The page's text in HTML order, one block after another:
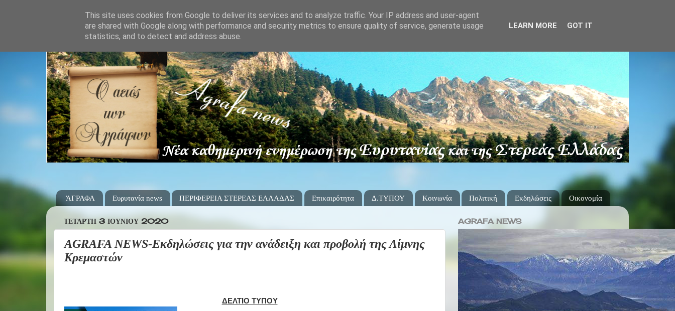
ΆΓΡΑΦΑ Ευρυτανία news ΠΕΡΙΦΕΡΕΙΑ ΣΤΕΡΕΑΣ ΕΛΛΑΔΑΣ Επικαιρότητα Δ.ΤΥΠΟΥ Κοινωνία Πολιτική Εκδηλώσεις Οικονομία
ΤΕΤΆΡΤΗ 3 ΙΟΥΝΊΟΥ 2020
AGRAFA NEWS-Εκδηλώσεις για την ανάδειξη και προβολή της Λίμνης
Κρεμαστών
ΔΕΛΤΙΟ ΤΥΠΟΥ
AGRAFA NEWS
This site uses cookies from Google to deliver its services and to analyze traffic. Your IP address and user-agent
are shared with Google along with performance and security metrics to ensure quality of service, generate usage
statistics, and to detect and address abuse.
LEARN MORE GOT IT